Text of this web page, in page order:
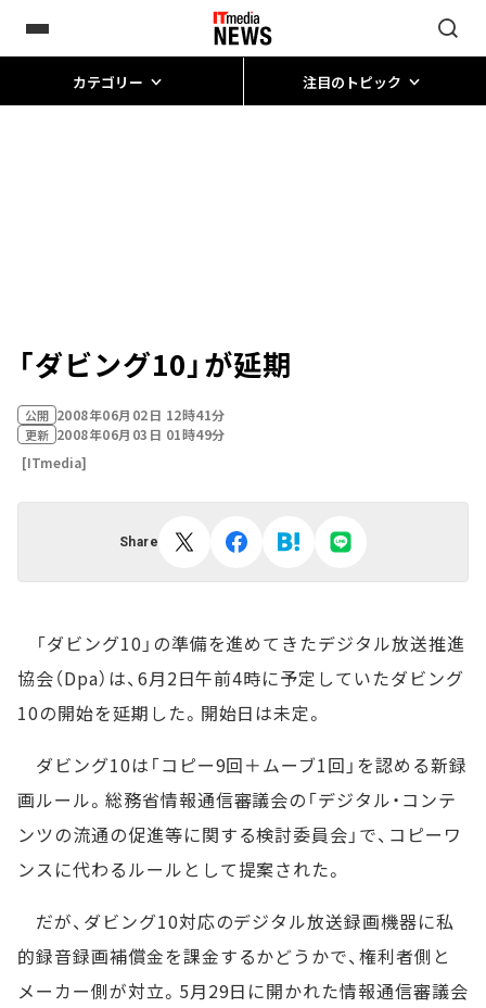
カテゴリー 注目のトピック
「ダビング10」が延期
公開 2008年06月02日 12時41分
更新 2008年06月03日 01時49分
[ITmedia]
Share
「ダビング10」の準備を進めてきたデジタル放送推進
協会（Dpa）は、6月2日午前4時に予定していたダビング
10の開始を延期した。開始日は未定。
ダビング10は「コピー9回＋ムーブ1回」を認める新録
画ルール。総務省情報通信審議会の「デジタル・コンテ
ンツの流通の促進等に関する検討委員会」で、コピーワ
ンスに代わるルールとして提案された。
だが、ダビング10対応のデジタル放送録画機器に私
的録音録画補償金を課金するかどうかで、権利者側と
メーカー側が対立。5月29日に開かれた情報通信審議会